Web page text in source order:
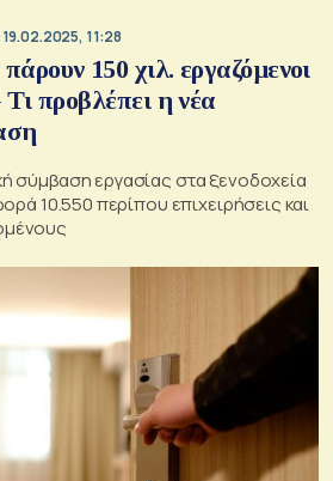
19.02.2025, 11:28
150 χιλ. εργαζόμενοι
προβλέπει η νέα
σύμβαση εργασίας στα ξενοδοχεία
10.550 περίπου επιχειρήσεις και